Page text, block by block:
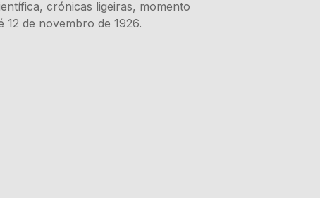
crónicas ligeiras, momento
de novembro de 1926.